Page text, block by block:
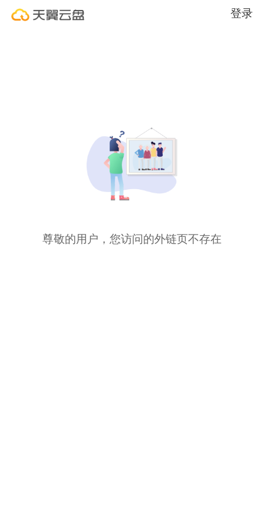
登录
尊敬的用户，您访问的外链页不存在